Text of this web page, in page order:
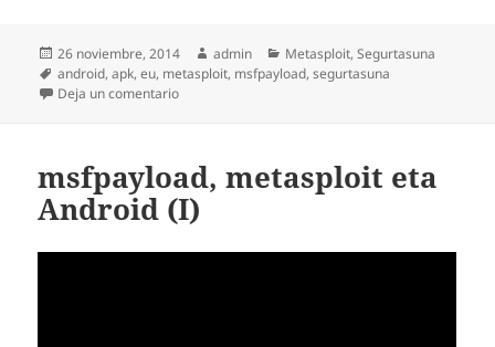
Publicado
el
26 noviembre, 2014 Autor
admin Categorías
Metasploit,Segurtasuna
Etiquetas
android,apk,eu, metasploit, msfpayload,segurtasuna
Deja un comentarioen msfpayload, metasploit eta Android (II)
msfpayload, metasploit eta
Android (I)